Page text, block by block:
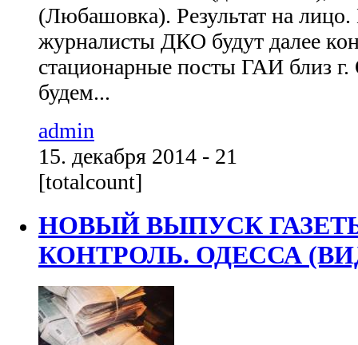
(Любашовка). Результат на
журналисты ДКО будут далее
стационарные посты ГАИ близ
будем...
admin
15. декабря 2014 - 21
[totalcount]
НОВЫЙ ВЫПУСК
КОНТРОЛЬ. ОДЕССА